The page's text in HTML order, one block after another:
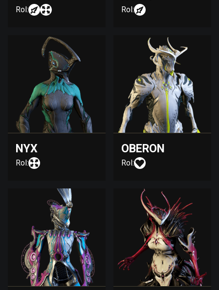
Rol: Rol:
NYX
Rol:
OBERON
Rol: